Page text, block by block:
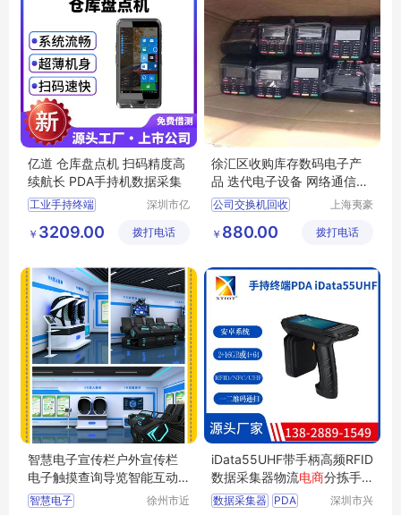
亿道 仓库盘点机 扫码精度高
续航长 PDA手持机数据采集
工业手持终端
深圳市亿
份有限公
￥ 3209.00 拨打电话
徐汇区收购库存数码电子产
品 迭代电子设备 网络通信电
脑电器回收
公司交换机回收
电子垃圾回收
回收电子线路板
上海夷豪
回收有限
￥ 880.00 拨打电话
智慧电子宣传栏户外宣传栏
电子触摸查询导览智能互动
大屏
智慧电子
徐州市近
iData55UHF带手柄高频RFID
数据采集器物流电商分拣手
持终端PDA
数据采集器 PDA
深圳市兴